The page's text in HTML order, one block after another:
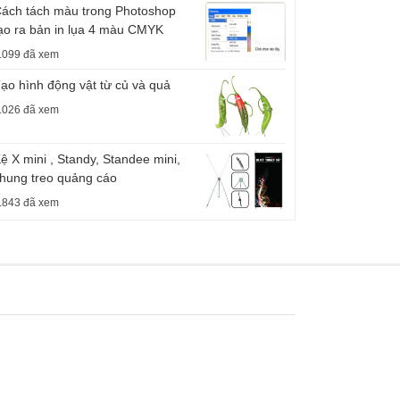
tách màu trong Photoshop
ra bản in lụa 4 màu CMYK
đã xem
hình động vật từ củ và quả
đã xem
X mini , Standy, Standee mini,
treo quảng cáo
đã xem